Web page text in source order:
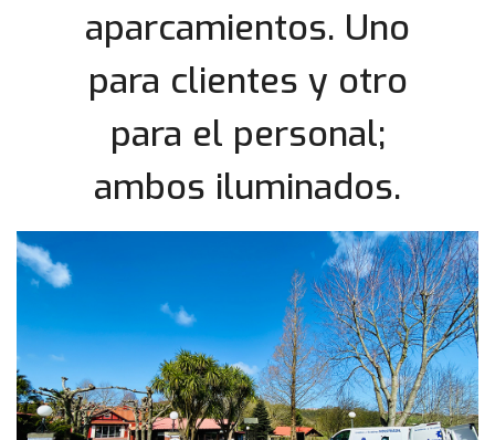
aparcamientos. Uno
para clientes y otro
para el personal;
ambos iluminados.